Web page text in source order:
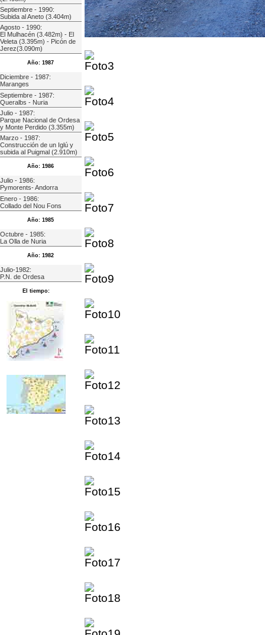
Septiembre - 1990:
Subida al Aneto (3.404m)
Agosto - 1990:
El Mulhacén (3.482m) - El
Veleta (3.395m) - Picón de
Jerez(3.090m)
Año: 1987
Diciembre - 1987:
Maranges
Septiembre - 1987:
Queralbs - Nuria
Julio - 1987:
Parque Nacional de Ordesa
y Monte Perdido (3.355m)
Marzo - 1987:
Construcción de un Iglú y
subida al Puigmal (2.910m)
Año: 1986
Julio - 1986:
Pymorents- Andorra
Enero - 1986:
Collado del Nou Fons
Año: 1985
Octubre - 1985:
La Olla de Nuria
Año: 1982
Julio-1982:
P.N. de Ordesa
El tiempo: